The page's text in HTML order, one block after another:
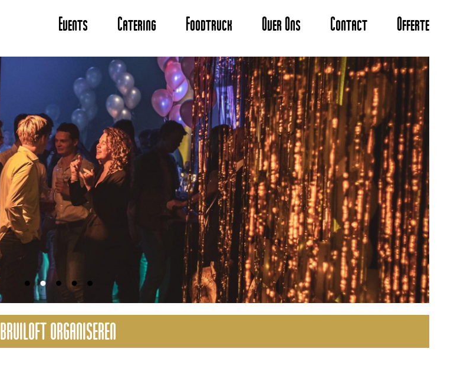
Events Catering Foodtruck Over Ons Contact Offerte
BRUILOFT ORGANISEREN